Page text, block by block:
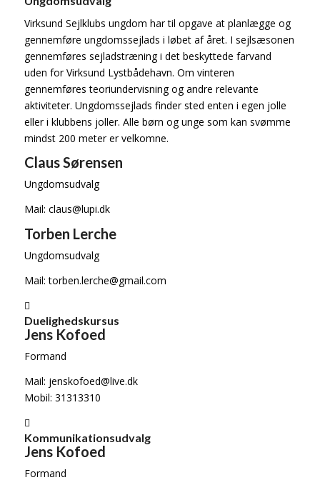
Virksund Sejlklubs ungdom har til opgave at planlægge og
gennemføre ungdomssejlads i løbet af året. I sejlsæsonen
gennemføres sejladstræning i det beskyttede farvand
uden for Virksund Lystbådehavn. Om vinteren
gennemføres teoriundervisning og andre relevante
aktiviteter. Ungdomssejlads finder sted enten i egen jolle
eller i klubbens joller. Alle børn og unge som kan svømme
mindst 200 meter er velkomne.
Claus Sørensen
Ungdomsudvalg
Mail: claus@lupi.dk
Torben Lerche
Ungdomsudvalg
Mail: torben.lerche@gmail.com
Duelighedskursus
Jens Kofoed
Formand
Mail: jenskofoed@live.dk
Mobil: 31313310
Kommunikationsudvalg
Jens Kofoed
Formand